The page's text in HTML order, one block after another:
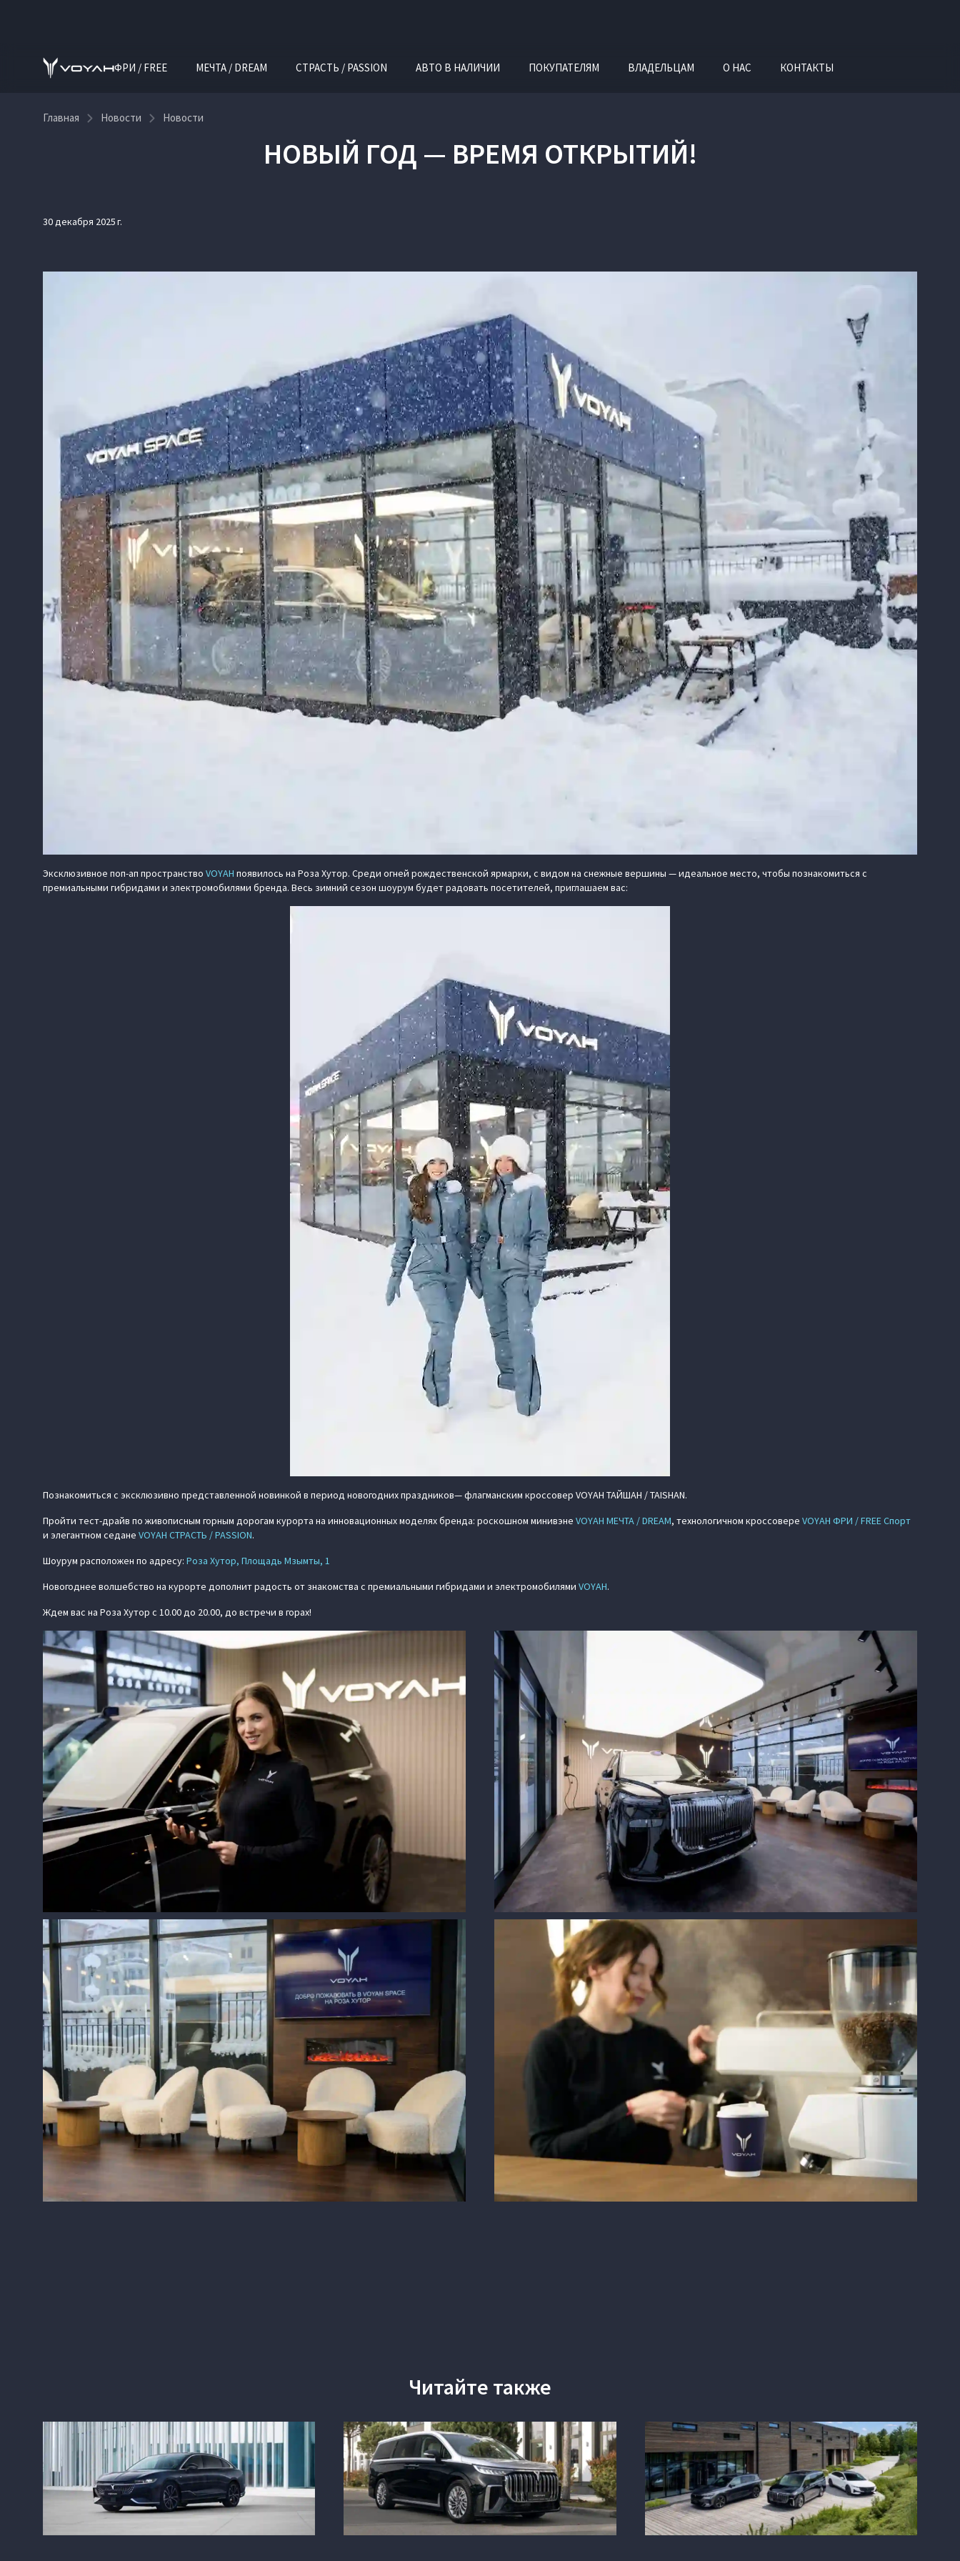
ФРИ / FREE МЕЧТА / DREAM СТРАСТЬ / PASSION АВТО В НАЛИЧИИ ПОКУПАТЕЛЯМ ВЛАДЕЛЬЦАМ О НАС КОНТАКТЫ
Главная Новости Новости
НОВЫЙ ГОД — ВРЕМЯ ОТКРЫТИЙ!
30 декабря 2025 г.
Эксклюзивное поп‑ап пространство VOYAH появилось на Роза Хутор. Среди огней рождественской ярмарки, с видом на снежные вершины — идеальное место, чтобы познакомиться с
премиальными гибридами и электромобилями бренда. Весь зимний сезон шоурум будет радовать посетителей, приглашаем вас:
Познакомиться с эксклюзивно представленной новинкой в период новогодних праздников— флагманским кроссовер VOYAH ТАЙШАН / TAISHAN.
Пройти тест-драйв по живописным горным дорогам курорта на инновационных моделях бренда: роскошном минивэне VOYAH МЕЧТА / DREAM, технологичном кроссовере VOYAH ФРИ / FREE Спорт
и элегантном седане VOYAH СТРАСТЬ / PASSION.
Шоурум расположен по адресу: Роза Хутор, Площадь Мзымты, 1
Новогоднее волшебство на курорте дополнит радость от знакомства с премиальными гибридами и электромобилями VOYAH.
Ждем вас на Роза Хутор с 10.00 до 20.00, до встречи в горах!
Читайте также